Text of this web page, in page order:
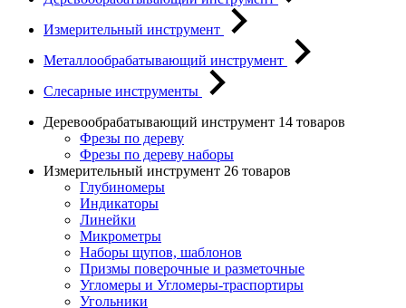
Измерительный инструмент
Металлообрабатывающий инструмент
Слесарные инструменты
Деревообрабатывающий инструмент 14 товаров
Фрезы по дереву
Фрезы по дереву наборы
Измерительный инструмент 26 товаров
Глубиномеры
Индикаторы
Линейки
Микрометры
Наборы щупов, шаблонов
Призмы поверочные и разметочные
Угломеры и Угломеры-траспортиры
Угольники